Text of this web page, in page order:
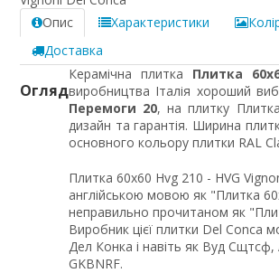
Опис Характеристики
Доставка
Огляд
Керамічна плитка Плитка
виробництва Італія хороший
Перемоги 20, на плитку
дизайн та гарантія. Ширина
основного кольору плитки RAL
Плитка 60x60 Hvg 210 - HVG
англійською мовою як "Плитка
неправильно прочитаном як
Виробник цієї плитки Del Conca
Дел Конка і навіть як Вуд Сщтсф,
GKBNRF.